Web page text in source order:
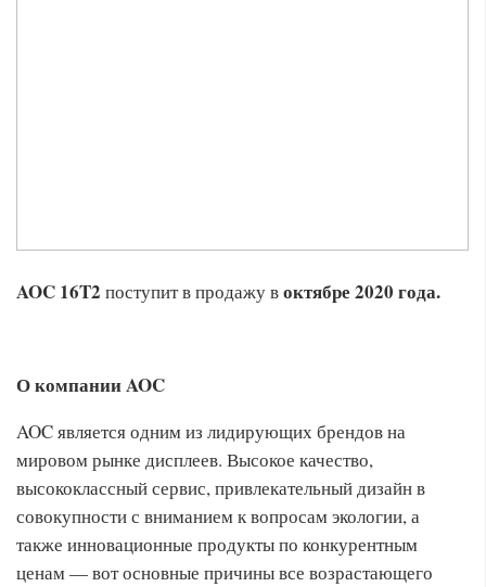
AOC 16T2 поступит в продажу воктябре 2020 года.
О компанииAOC
AOC является одним из лидирующих брендов на
мировом рынке дисплеев. Высокое качество,
высококлассный сервис, привлекательный дизайн в
совокупности с вниманием к вопросам экологии, а
также инновационные продукты по конкурентным
ценам — вот основные причины все возрастающего